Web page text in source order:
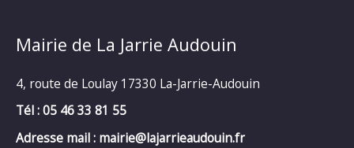
Mairie de La Jarrie Audouin
4, route de Loulay 17330 La-Jarrie-Audouin
Tél : 05 46 33 81 55
Adresse mail : mairie@lajarrieaudouin.fr